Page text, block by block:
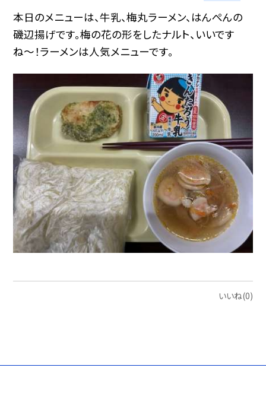
本日のメニューは、牛乳、梅丸ラーメン、はんぺんの
磯辺揚げです。梅の花の形をしたナルト、いいです
ね〜！ラーメンは人気メニューです。
いいね(0)